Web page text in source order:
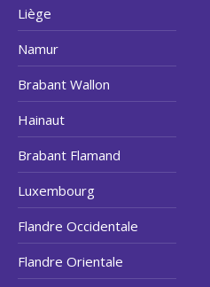
Liège
Namur
Brabant Wallon
Hainaut
Brabant Flamand
Luxembourg
Flandre Occidentale
Flandre Orientale